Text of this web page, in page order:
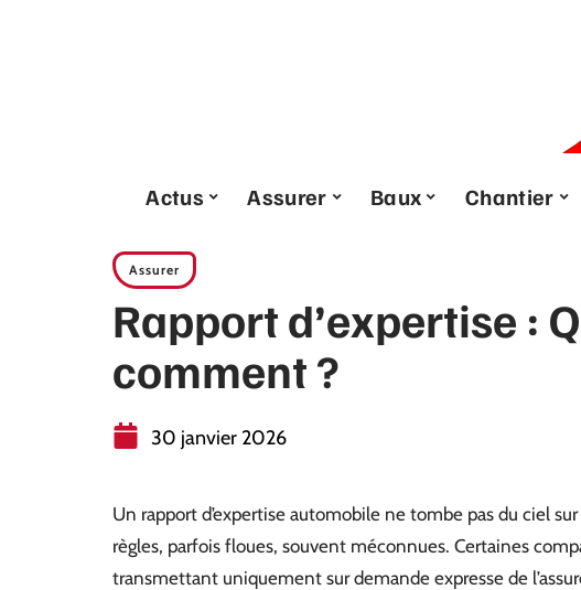
Actus Assurer Baux Chantier
Assurer
Rapport d’expertise :
comment ?
30 janvier 2026
Un rapport d’expertise automobile ne tombe pas du ciel
règles, parfois floues, souvent méconnues. Certaines
transmettant uniquement sur demande expresse de